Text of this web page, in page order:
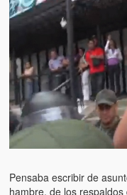
Todos Unidos por
Blog. (Todos Unidos
Acerca de este blog
Artículos
El Tipo y los Rojos
Teques)
Hablé con Chavistas
La burla del Chavez
Pensaba escribir de
hambre, de los